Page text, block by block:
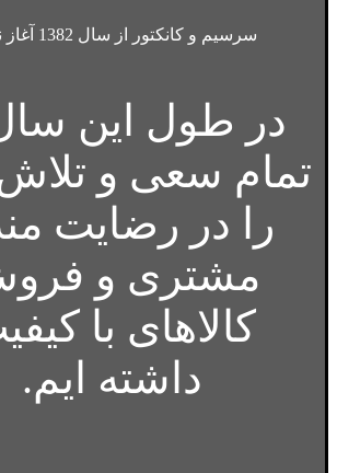
سرسیم و کانکتور از سال 1382 آغاز نمود.
در طول این
تمام سعی و
را در رضایت
مشتری و
کالاهای با
داشته ایم.